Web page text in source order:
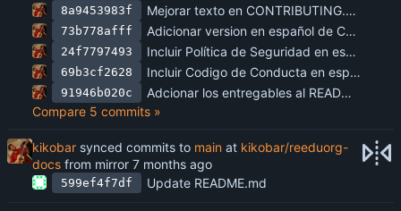
8a9453983f Mejorar texto en CONTRIBUTING.md
73b778afff Adicionar version en español de CONTRIBUTING.md
24f7797493 Incluir Política de Seguridad en español
69b3cf2628 Incluir Codigo de Conducta en español
91946b020c
Adcionar los entregables al README.md
Compare 5 commits »
kikobar synced commits to main at kikobar/reeduorg-
docs from mirror
599ef4f7df Update README.md